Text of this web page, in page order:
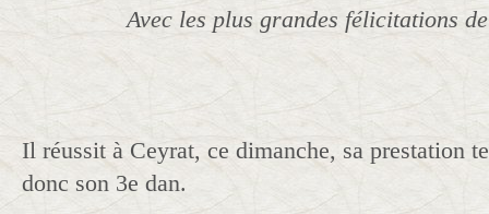
Avec les plus grandes félicitations
Il réussit à Ceyrat, ce dimanche, sa prestation
donc son 3e dan.